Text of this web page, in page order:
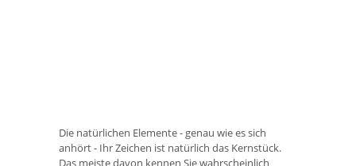
Die natürlichen Elemente - genau wie es sich
anhört - Ihr Zeichen ist natürlich das Kernstück.